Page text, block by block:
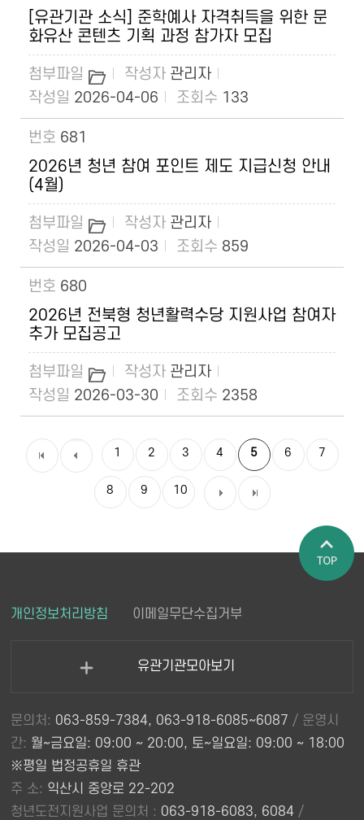
[유관기관 소식] 준학예사 자격취득을 위한 문
화유산 콘텐츠 기획 과정 참가자 모집
관리자
2026-04-06
133
681
2026년 청년 참여 포인트 제도 지급신청 안내
(4월)
관리자
2026-04-03
859
680
2026년 전북형 청년활력수당 지원사업 참여자
추가 모집공고
관리자
2026-03-30
2358
1 2 3 4 5 6 7
8 9 10
개인정보처리방침 이메일무단수집거부
유관기관모아보기
문의처: 063-859-7384, 063-918-6085~6087 / 운영시
간: 월~금요일: 09:00 ~ 20:00, 토~일요일: 09:00 ~ 18:00
※평일 법정공휴일 휴관
주 소: 익산시 중앙로 22-202
청년도전지원사업 문의처 : 063-918-6083, 6084 /